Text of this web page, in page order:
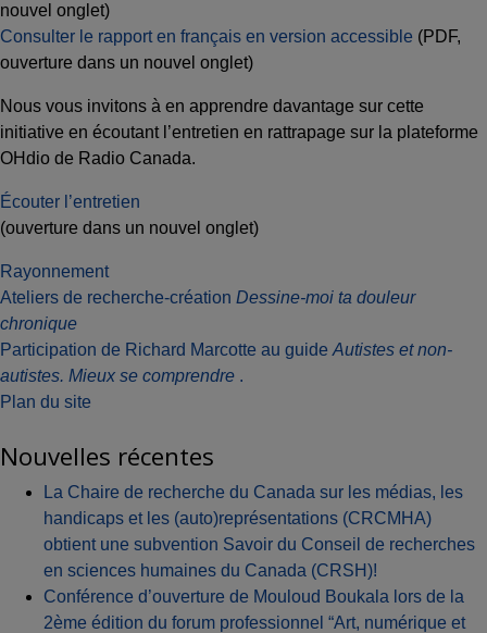
nouvel onglet)
Consulter le rapport en français en version accessible (PDF,
ouverture dans un nouvel onglet)
Nous vous invitons à en apprendre davantage sur cette
initiative en écoutant l’entretien en rattrapage sur la plateforme
OHdio de Radio Canada.
Écouter l’entretien
(ouverture dans un nouvel onglet)
Rayonnement
Navigation
de
l'article
Ateliers de recherche-création Dessine-moi ta douleur
chronique
Participation de Richard Marcotte au guide Autistes et non-
autistes. Mieux se comprendre .
Plan du site
Nouvelles récentes
La Chaire de recherche du Canada sur les médias, les
handicaps et les (auto)représentations (CRCMHA)
obtient une subvention Savoir du Conseil de recherches
en sciences humaines du Canada (CRSH)!
Conférence d’ouverture de Mouloud Boukala lors de la
2ème édition du forum professionnel “Art, numérique et